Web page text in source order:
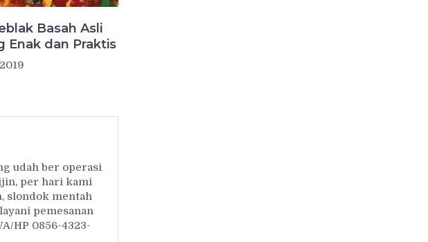
Basah Asli
Enak dan Praktis
udah ber operasi
per hari kami
slondok mentah
pemesanan
HP 0856-4323-